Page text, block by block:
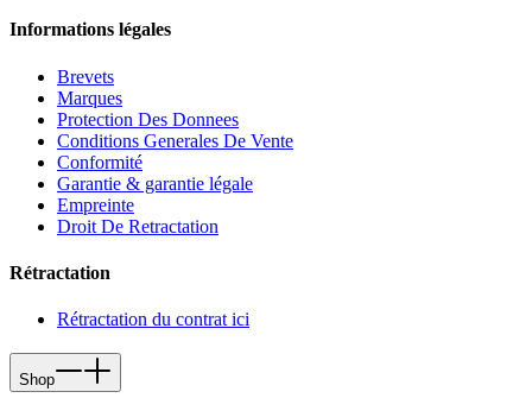
Informations légales
Brevets
Marques
Protection Des Donnees
Conditions Generales De Vente
Conformité
Garantie & garantie légale
Empreinte
Droit De Retractation
Rétractation
Rétractation du contrat ici
Shop